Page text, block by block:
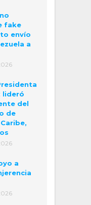
fake
envío
a
lideró
del
de
a